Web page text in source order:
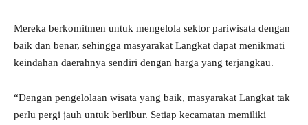
Mereka berkomitmen untuk mengelola sektor pariwisata dengan
baik dan benar, sehingga masyarakat Langkat dapat menikmati
keindahan daerahnya sendiri dengan harga yang terjangkau.
“Dengan pengelolaan wisata yang baik, masyarakat Langkat tak
perlu pergi jauh untuk berlibur. Setiap kecamatan memiliki